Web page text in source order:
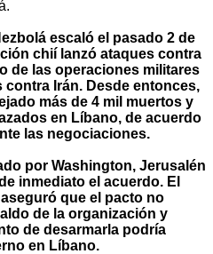
escaló el pasado 2 de
chií lanzó ataques contra
de las operaciones militares
Irán. Desde entonces,
más de 4 mil muertos y
en Líbano, de acuerdo
las negociaciones.
por Washington, Jerusalén
inmediato el acuerdo. El
que el pacto no
de la organización y
de desarmarla podría
en Líbano.